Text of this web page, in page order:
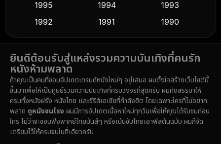
Dance เต้น (10)
Detective สืบสวน
Disaster
Disney+ (5)
Documentary สารคดี (92)
1995
1994
1993
1992
1991
1990
1989
1988
1986
1985
1983
1982
1981
1971
1962 1953
ยินดีต้อนรับสู่แหล่งรวมความบันเทิงที่คนรัก
หนังห้ามพลาด
ถ้าคุณเป็นคนที่ชอบอัปเดตเทรนด์หนังใหม่ๆ อยู่เสมอ ผมตั้งใจสร้างเว็บไซต์นี้
ขึ้นมาเพื่อให้เป็นศูนย์รวมความบันเทิงที่ครบวงจรที่สุดครับ ผมคัดสรรมาให้
ครบทั้งหนังฝรั่ง หนังไทย และซีรีส์เอเชียที่กำลังฮิต โดยเฉพาะใครที่ไม่อยาก
พลาด ดูหนังชนโรง ผมมีการอัปเดตเนื้อหาใหม่ทุกวันเพื่อให้คุณได้รับชมก่อน
ใคร ไม่ว่าจะชอบฟังพากย์ไทยมันส์ๆ หรือเน้นซับไทยเอาฟีลต้นฉบับ ผมก็จัด
เตรียมไว้ให้ครบจบในที่เดียวครับ